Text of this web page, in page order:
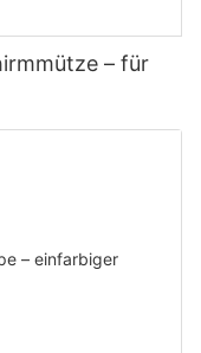
– für